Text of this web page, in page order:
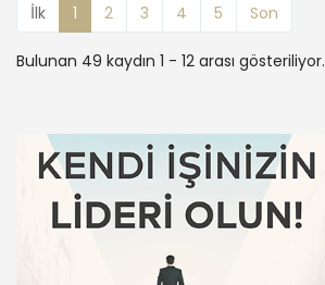
İlk 1 2 3 4 5 Son
Bulunan 49 kaydın 1 - 12 arası gösteriliyor.